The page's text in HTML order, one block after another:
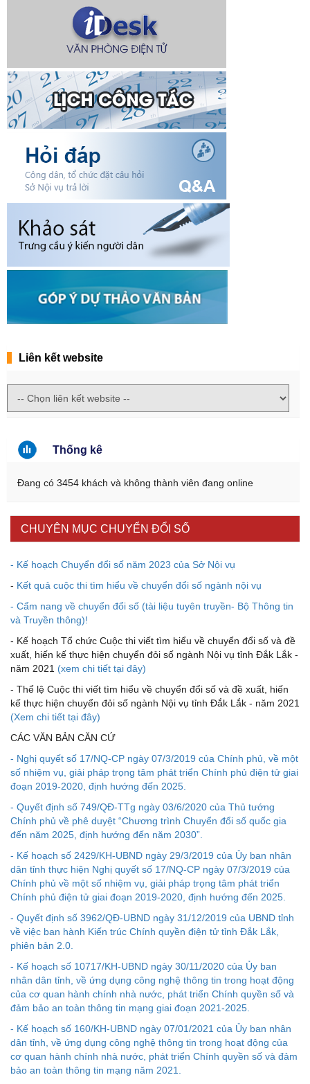
Liên kết website
Thống kê
Đang có 3454 khách và không thành viên đang online
CHUYÊN MỤC CHUYỂN ĐỔI SỐ
- Kế hoạch Chuyển đổi số năm 2023 của Sở Nội vụ
- Kết quả cuộc thi tìm hiểu về chuyển đổi số ngành nội vụ
- Cẩm nang về chuyển đổi số (tài liệu tuyên truyền- Bộ Thông tin
và Truyền thông)!
- Kế hoạch Tổ chức Cuộc thi viết tìm hiểu về chuyển đổi số và đề
xuất, hiến kế thực hiện chuyển đỏi số ngành Nội vụ tỉnh Đắk Lắk -
năm 2021 (xem chi tiết tại đây)
- Thể lệ Cuộc thi viết tìm hiểu về chuyển đổi số và đề xuất, hiến
kế thực hiện chuyển đỏi số ngành Nội vụ tỉnh Đắk Lắk - năm 2021
(Xem chi tiết tại đây)
CÁC VĂN BẢN CĂN CỨ
- Nghị quyết số 17/NQ-CP ngày 07/3/2019 của Chính phủ, về một
số nhiệm vụ, giải pháp trọng tâm phát triển Chính phủ điện tử giai
đoạn 2019-2020, định hướng đến 2025.
- Quyết định số 749/QĐ-TTg ngày 03/6/2020 của Thủ tướng
Chính phủ về phê duyệt “Chương trình Chuyển đổi số quốc gia
đến năm 2025, định hướng đến năm 2030”.
- Kế hoạch số 2429/KH-UBND ngày 29/3/2019 của Ủy ban nhân
dân tỉnh thực hiện Nghị quyết số 17/NQ-CP ngày 07/3/2019 của
Chính phủ về một số nhiệm vụ, giải pháp trọng tâm phát triển
Chính phủ điện tử giai đoạn 2019-2020, định hướng đến 2025.
- Quyết định số 3962/QĐ-UBND ngày 31/12/2019 của UBND tỉnh
về việc ban hành Kiến trúc Chính quyền điện tử tỉnh Đắk Lắk,
phiên bản 2.0.
- Kế hoạch số 10717/KH-UBND ngày 30/11/2020 của Ủy ban
nhân dân tỉnh, về ứng dụng công nghệ thông tin trong hoạt động
của cơ quan hành chính nhà nước, phát triển Chính quyền số và
đảm bảo an toàn thông tin mạng giai đoạn 2021-2025.
- Kế hoạch số 160/KH-UBND ngày 07/01/2021 của Ủy ban nhân
dân tỉnh, về ứng dụng công nghệ thông tin trong hoạt động của
cơ quan hành chính nhà nước, phát triển Chính quyền số và đảm
bảo an toàn thông tin mạng năm 2021.